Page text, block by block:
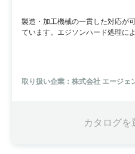
製造・加工機械の一貫した対応が
ています。エジソンハード処理に
摩耗性や耐疲労強度を向上しまし
取り扱い企業：株式会社 エージェ
カタログを